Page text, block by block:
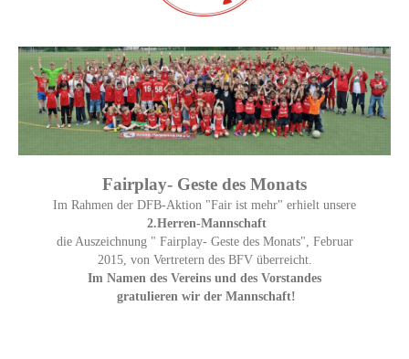
Fairplay- Geste des Monats
Im Rahmen der DFB-Aktion "Fair ist mehr" erhielt unsere
2.Herren-Mannschaft
die Auszeichnung " Fairplay- Geste des Monats", Februar
2015, von Vertretern des BFV überreicht.
Im Namen des Vereins und des Vorstandes
gratulieren wir der Mannschaft!